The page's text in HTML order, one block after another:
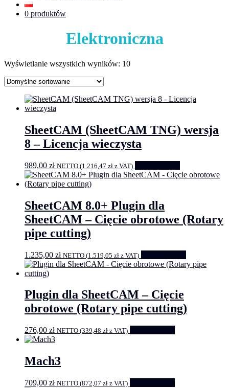
0 produktów
Elektroniczna
Wyświetlanie wszystkich wyników: 10
SheetCAM (SheetCAM TNG) wersja
8 – Licencja wieczysta
989,00 zł NETTO (1.216,47 zł z VAT)
SheetCAM 8.0+ Plugin dla
SheetCAM – Cięcie obrotowe (Rotary
pipe cutting)
1.235,00 zł NETTO (1.519,05 zł z VAT)
Plugin dla SheetCAM – Cięcie
obrotowe (Rotary pipe cutting)
276,00 zł NETTO (339,48 zł z VAT)
Mach3
709,00 zł NETTO (872,07 zł z VAT)